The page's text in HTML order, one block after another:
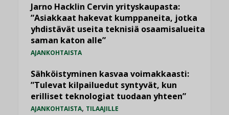
Jarno Hacklin Cervin yrityskaupasta:
”Asiakkaat hakevat kumppaneita, jotka
yhdistävät useita teknisiä osaamisalueita
saman katon alle”
AJANKOHTAISTA
Sähköistyminen kasvaa voimakkaasti:
”Tulevat kilpailuedut syntyvät, kun
erilliset teknologiat tuodaan yhteen”
AJANKOHTAISTA, TILAAJILLE